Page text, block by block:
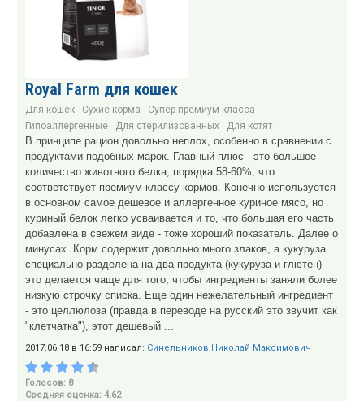
Royal Farm для кошек
Для кошек Сухие корма
Супер премиум класса
Гипоаллергенные
Для стерилизованных Для котят
В принципе рацион довольно неплох, особенно в сравнении с
продуктами подобных марок. Главный плюс - это большое
количество животного белка, порядка 58-60%, что
соответствует премиум-классу кормов. Конечно используется
в основном самое дешевое и аллергенное куриное мясо, но
куриный белок легко усваивается и то, что большая его часть
добавлена в свежем виде - тоже хороший показатель. Далее о
минусах. Корм содержит довольно много злаков, а кукуруза
специально разделена на два продукта (кукуруза и глютен) -
это делается чаще для того, чтобы ингредиенты заняли более
низкую строчку списка. Еще один нежелательный ингредиент
- это целлюлоза (правда в переводе на русский это звучит как
"клетчатка"), этот дешевый ...
2017.06.18 в 16:59 написал: Синельников Николай Максимович
Голосов: 8
Средняя оценка: 4,62